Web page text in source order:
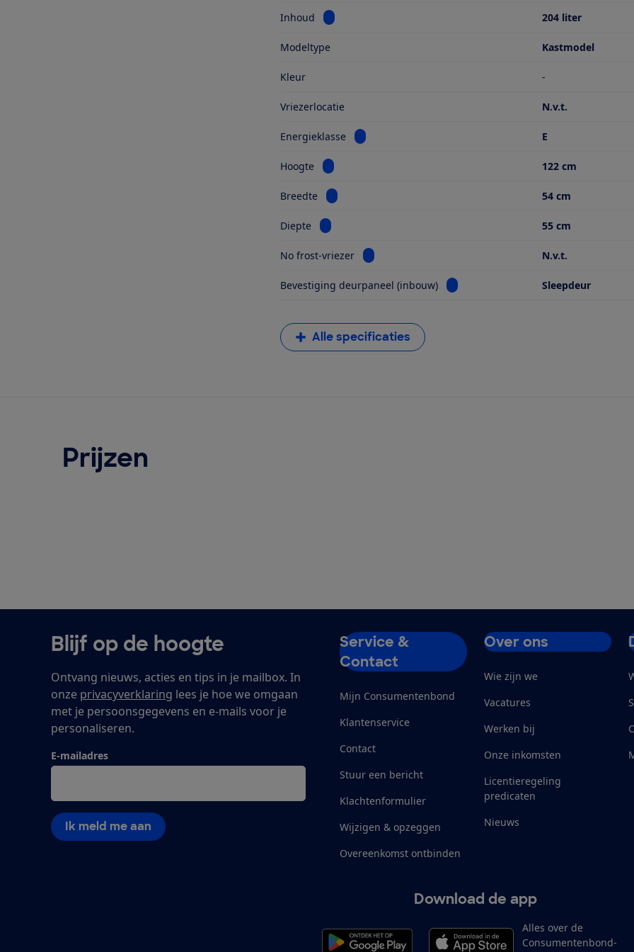
Inhoud Bekijk informatie voor Inhoud 204 liter
Modeltype Kastmodel
Kleur -
Vriezerlocatie N.v.t.
Energieklasse Bekijk informatie voor Energieklasse E
Hoogte Bekijk informatie voor Hoogte 122 cm
Breedte Bekijk informatie voor Breedte 54 cm
Diepte Bekijk informatie voor Diepte 55 cm
No frost-vriezer Bekijk informatie voor No frost-vriezer N.v.t.
Bevestiging deurpaneel (inbouw) Bekijk informatie voor Bevestiging
Sleepdeur
Alle specificaties
Prijzen
Blijf op de hoogte
Ontvang nieuws, acties en tips in je mailbox. In
onze privacyverklaring lees je hoe we omgaan
met je persoonsgegevens en e-mails voor je
personaliseren.
E-mailadres
Ik meld me aan
Service &
Contact
Mijn Consumentenbond
Klantenservice
Contact
Stuur een bericht
Klachtenformulier
Wijzigen & opzeggen
Overeenkomst ontbinden
Over ons
Wie zijn we
Vacatures
Werken bij
Onze inkomsten
Licentieregeling
predicaten
Nieuws
Download de app
Alles over de
Consumentenbond-